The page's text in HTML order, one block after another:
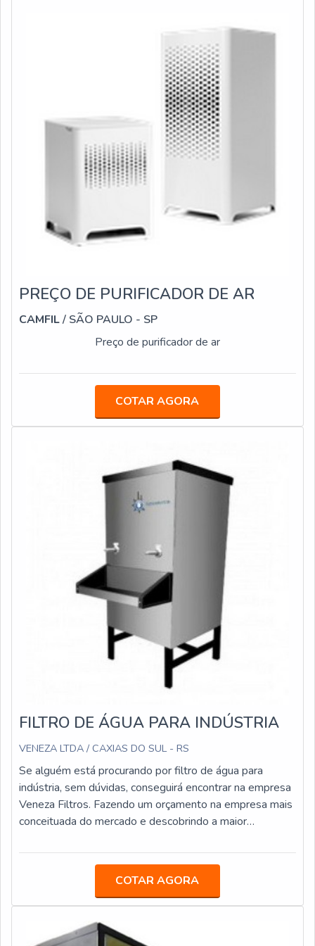
atividades e estrutura suficiente para atender todas as
demandas. Tudo isso, unido a um time de equipe
multidisciplinar de consultores associados e equipe de
alta qualidade, fecha todo o ciclo de entrega com
excelência para toda a carteira de clientes.
PREÇO DE PURIFICADOR DE AR
CAMFIL/ SÃO PAULO - SP
Preço de purificador de ar
COTAR AGORA
FILTRO DE ÁGUA PARA INDÚSTRIA
VENEZA LTDA / CAXIAS DO SUL - RS
Se alguém está procurando por filtro de água para
indústria, sem dúvidas, conseguirá encontrar na empresa
Veneza Filtros. Fazendo um orçamento na empresa mais
conceituada do mercado e descobrindo a maior
INFORMAÇÕES SOBRE FILTRO DE ÁGUA PARA
indústria em uma empresa inovadora, consegue
encontrar o site da Veneza Filtros. Empresa
especializada em bebedouro stilo hermético e
mangueiras atóxicas, disponibilizando tudo que há de
COTAR AGORA